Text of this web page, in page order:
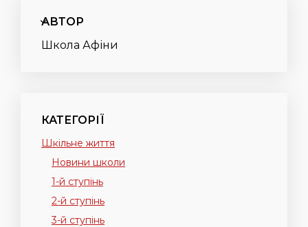
АВТОР
Школа Афіни
КАТЕГОРІЇ
Шкільне життя
Новини школи
1-й ступінь
2-й ступінь
3-й ступінь